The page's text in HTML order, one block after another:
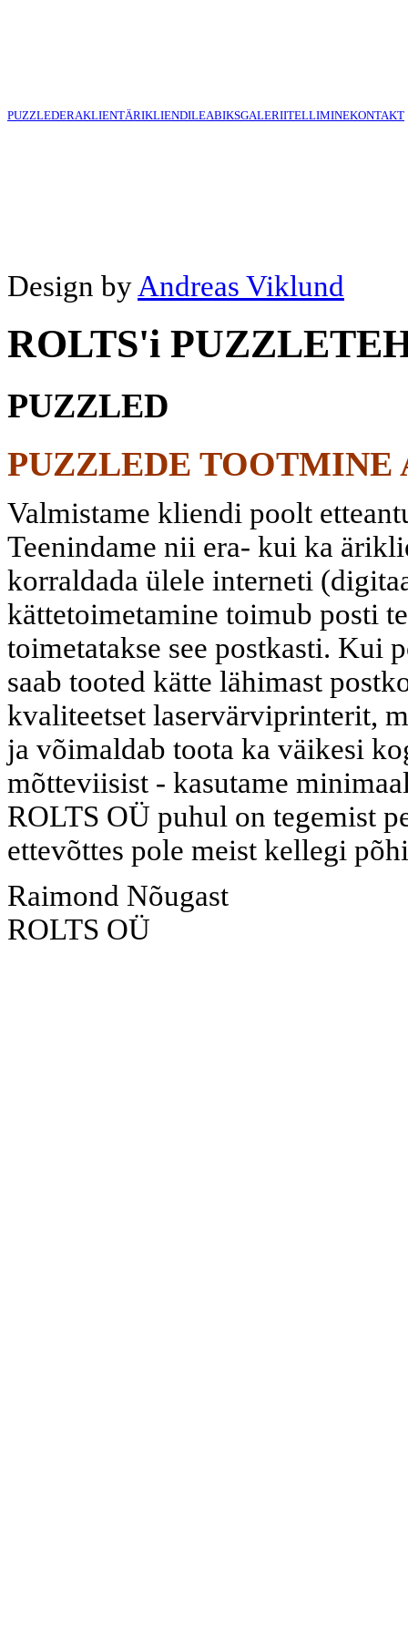
PUZZLEDERAKLIENTÄRIKLIENDILEABIKSGALERIITELLIMINEKONTAKT
Design byAndreas Viklund
ROLTS'i
PUZZLED
PUZZLEDE TOOTMINE
Valmistame kliendi poolt
Teenindame nii era- kui ka
korraldada ülele interneti
kättetoimetamine toimub posti
toimetatakse see postkasti. Kui
saab tooted kätte lähimast
kvaliteetset laservärviprinterit,
ja võimaldab toota ka väikesi
mõtteviisist - kasutame
ROLTS OÜ puhul on tegemist
ettevõttes pole meist kellegi
Raimond Nõugast
ROLTS OÜ